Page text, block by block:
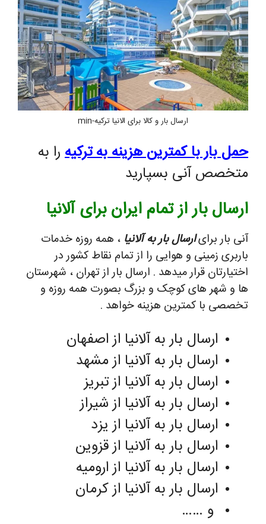
ارسال بار و کالا برای الانیا ترکیه-min
حمل بار با کمترین هزینه به ترکیه را به
متخصص آنی بسپارید
ارسال بار از تمام ایران برای آلانیا
آنی بار برایارسال بار به آلانیا ، همه روزه خدمات
باربری زمینی و هوایی را از تمام نقاط کشور در
اختیارتان قرار میدهد . ارسال بار از تهران ، شهرستان
ها و شهر های کوچک و بزرگ بصورت همه روزه و
تخصصی با کمترین هزینه خواهد .
ارسال بار به آلانیا از اصفهان
ارسال بار به آلانیا از مشهد
ارسال بار به آلانیا از تبریز
ارسال بار به آلانیا از شیراز
ارسال بار به آلانیا از یزد
ارسال بار به آلانیا از قزوین
ارسال بار به آلانیا از ارومیه
ارسال بار به آلانیا از کرمان
و ……